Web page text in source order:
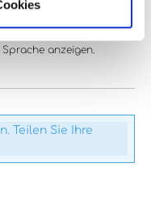
anzeigen.
Teilen Sie Ihre